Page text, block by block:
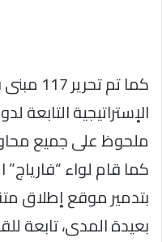
كما تم
الإستراتيجية التابعة
ملحوظ على جميع
كما قام لواء
بتدمير موقع إطلاق
بعيدة المدى، تابعة